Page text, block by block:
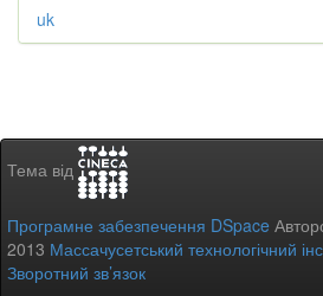
uk
Тема від
Програмне забезпечення DSpace
2013 Массачусетський технологічний
Зворотний зв’язок